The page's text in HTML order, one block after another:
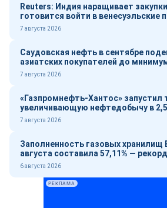
Reuters: Индия наращивает
готовится войти в венесуэльские
7 августа 2026
Саудовская нефть в сентябре
азиатских покупателей до
7 августа 2026
«Газпромнефть-Хантос» запустил
увеличивающую нефтедобычу в 2,5
7 августа 2026
Заполненность газовых хранилищ
августа составила 57,11% —
6 августа 2026
РЕКЛАМА